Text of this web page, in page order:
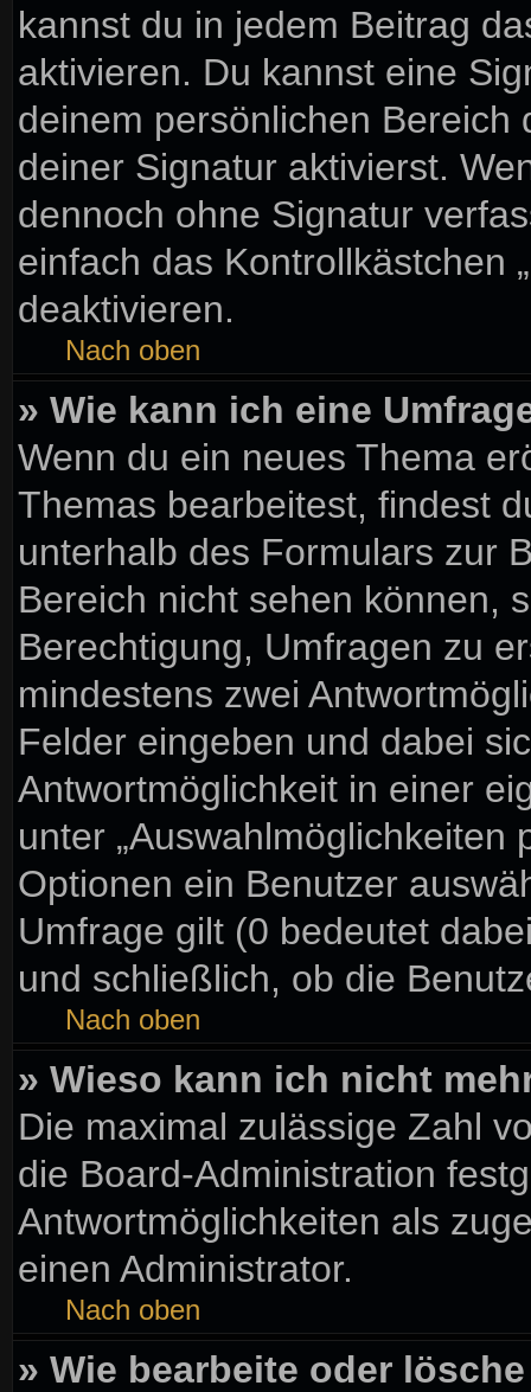
kannst du in jedem Beitrag
aktivieren. Du kannst eine
deinem persönlichen
deiner Signatur aktivierst.
dennoch ohne Signatur
einfach das Kontrollkästchen
deaktivieren.
Nach oben
» Wie kann ich eine
Wenn du ein neues Thema
Themas bearbeitest, findest
unterhalb des Formulars zur
Bereich nicht sehen können,
Berechtigung, Umfragen zu
mindestens zwei
Felder eingeben und dabei
Antwortmöglichkeit in einer
unter „Auswahlmöglichkeiten
Optionen ein Benutzer
Umfrage gilt (0 bedeutet
und schließlich, ob die
Nach oben
» Wieso kann ich nicht
Die maximal zulässige Zahl
die Board-Administration
Antwortmöglichkeiten als
einen Administrator.
Nach oben
» Wie bearbeite oder